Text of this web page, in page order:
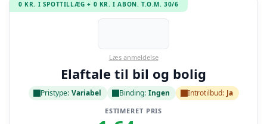
0 KR. I SPOTTILLÆG + 0 KR. I ABON. T.O.M. 30/6
Læs anmeldelse
Elaftale til bil og bolig
Pristype: Variabel Binding: Ingen Introtilbud: Ja
ESTIMERET PRIS